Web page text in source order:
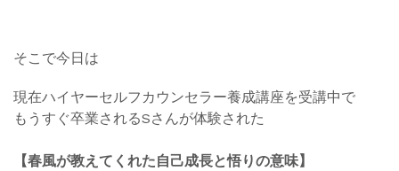
そこで今日は
現在ハイヤーセルフカウンセラー養成講座を受講中で
もうすぐ卒業されるSさんが体験された
【春風が教えてくれた自己成長と悟りの意味】